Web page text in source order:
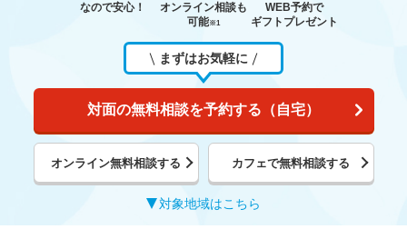
なので安心！
オンライン相談も
可能※1
WEB予約で
ギフトプレゼント
まずはお気軽に
対面の無料相談を予約する（自宅）
オンライン無料相談する カフェで無料相談する
対象地域はこちら